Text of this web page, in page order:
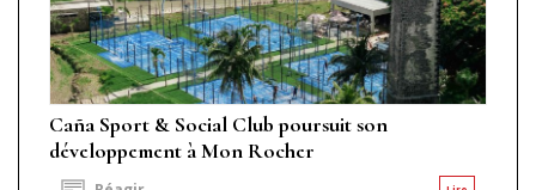
Caña Sport & Social Club poursuit son
développement à Mon Rocher